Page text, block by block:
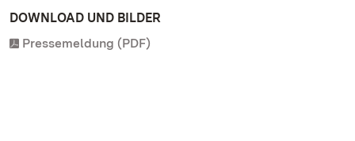
DOWNLOAD UND BILDER
Pressemeldung (PDF)